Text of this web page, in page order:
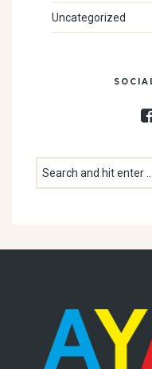
Uncategorized